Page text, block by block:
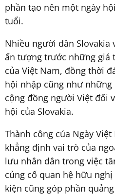
phần tạo nên một ngày
tuổi.
Nhiều người dân Slovakia
ấn tượng trước những giá
của Việt Nam, đồng thời
hội nhập cũng như
cộng đồng người Việt đối
hội của Slovakia.
Thành công của Ngày
khẳng định vai trò của
lưu nhân dân trong việc
củng cố quan hệ hữu
kiện cũng góp phần